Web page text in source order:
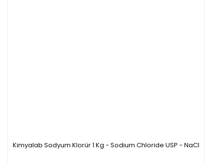
Kimyalab Sodyum Klorür 1 Kg - Sodium Chloride USP - NaCl